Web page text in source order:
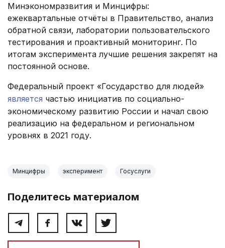
Минэкономразвития и Минцифры:
ежеквартальные отчёты в Правительство, анализ
обратной связи, лаборатории пользовательского
тестирования и проактивный мониторинг. По
итогам эксперимента лучшие решения закрепят на
постоянной основе.
Федеральный проект «Государство для людей»
является частью инициатив по социально-
экономическому развитию России и начал свою
реализацию на федеральном и региональном
уровнях в 2021 году.
Минцифры эксперимент Госуслуги
Поделитесь материалом